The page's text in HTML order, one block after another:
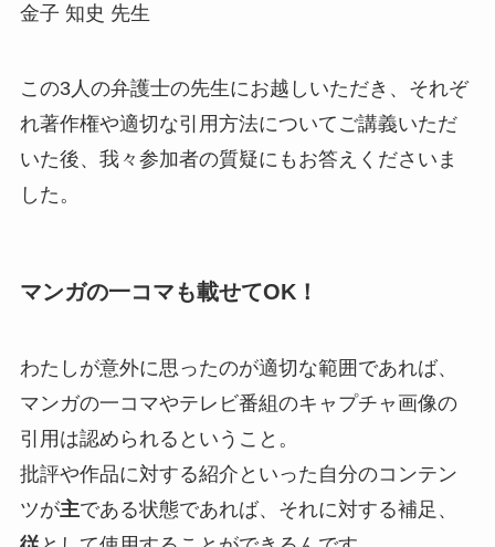
金子 知史 先生
この3人の弁護士の先生にお越しいただき、それぞ
れ著作権や適切な引用方法についてご講義いただ
いた後、我々参加者の質疑にもお答えくださいま
した。
マンガの一コマも載せてOK！
わたしが意外に思ったのが適切な範囲であれば、
マンガの一コマやテレビ番組のキャプチャ画像の
引用は認められるということ。
批評や作品に対する紹介といった自分のコンテン
ツが主である状態であれば、それに対する補足、